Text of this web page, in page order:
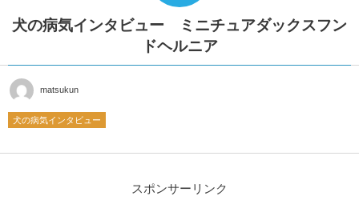
犬の病気インタビュー ミニチュアダックスフン
ドヘルニア
matsukun
犬の病気インタビュー
スポンサーリンク